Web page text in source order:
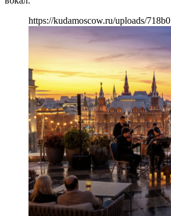
https://kudamoscow.ru/uploads/